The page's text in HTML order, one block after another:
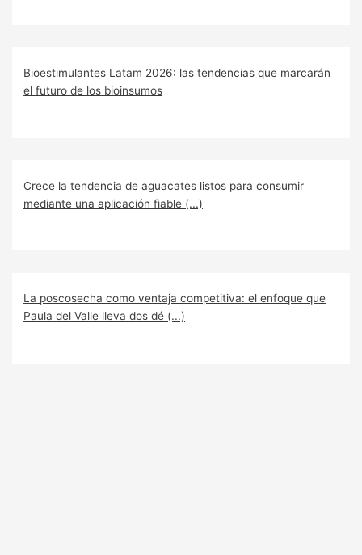
Bioestimulantes Latam 2026: las tendencias que marcarán
el futuro de los bioinsumos
Crece la tendencia de aguacates listos para consumir
mediante una aplicación fiable (...)
La poscosecha como ventaja competitiva: el enfoque que
Paula del Valle lleva dos dé (...)